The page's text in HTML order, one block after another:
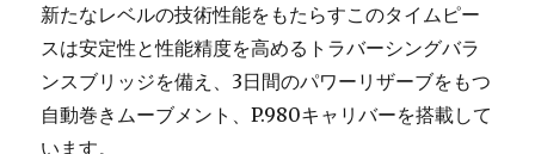
新たなレベルの技術性能をもたらすこのタイムピー
スは安定性と性能精度を高めるトラバーシングバラ
ンスブリッジを備え、3日間のパワーリザーブをもつ
自動巻きムーブメント、P.980キャリバーを搭載して
います。